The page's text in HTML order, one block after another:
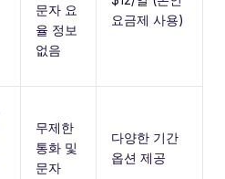
문자 요
율 정보
없음
요금제 사용)
무제한
통화 및
문자
다양한 기간
옵션 제공